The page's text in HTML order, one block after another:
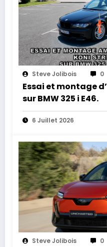
Steve Jolibois 0
Essai et montage
sur BMW 325 i E46.
6 Juillet 2026
Steve Jolibois 0